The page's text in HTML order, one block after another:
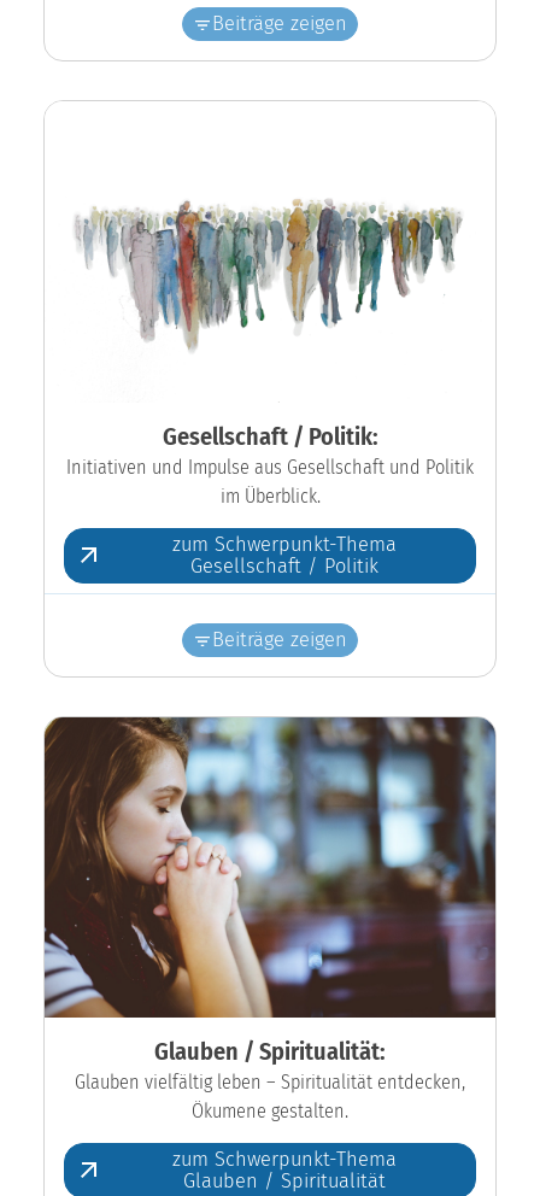
Beiträge zeigen
Gesellschaft / Politik:
Initiativen und Impulse aus Gesellschaft und Politik
im Überblick.
zum Schwerpunkt-Thema
Gesellschaft / Politik
Beiträge zeigen
Glauben / Spiritualität:
Glauben vielfältig leben – Spiritualität entdecken,
Ökumene gestalten.
zum Schwerpunkt-Thema
Glauben / Spiritualität